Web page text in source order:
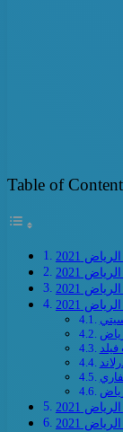
Table of
2021
2021
2021
2021
2021
2021